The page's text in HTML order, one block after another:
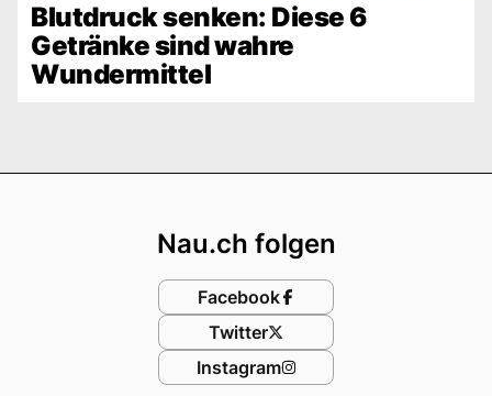
Blutdruck senken: Diese 6
Getränke sind wahre
Wundermittel
Nau.ch folgen
Facebook
Twitter
Instagram